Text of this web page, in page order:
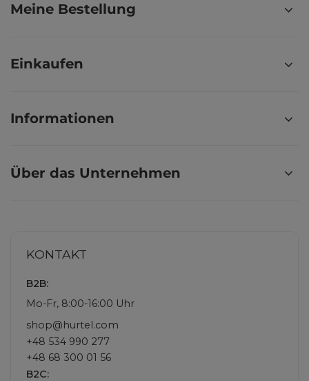
Meine Bestellung
Einkaufen
Informationen
Über das Unternehmen
KONTAKT
B2B:
Mo-Fr, 8:00-16:00 Uhr
shop@hurtel.com
+48 534 990 277
+48 68 300 01 56
B2C: